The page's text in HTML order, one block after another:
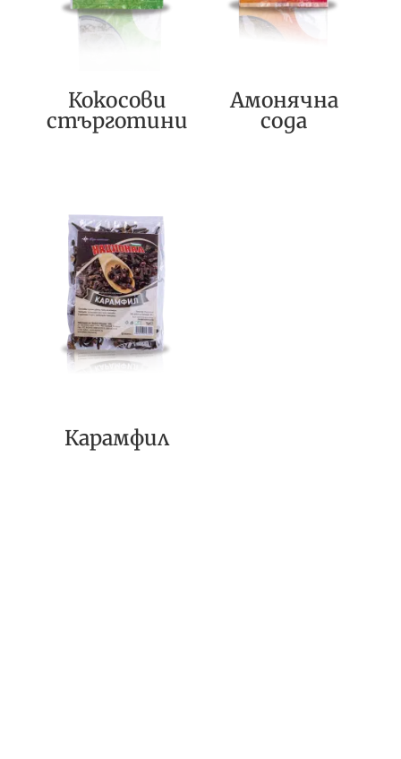
Кокосови
стърготини
Амонячна
сода
Карамфил